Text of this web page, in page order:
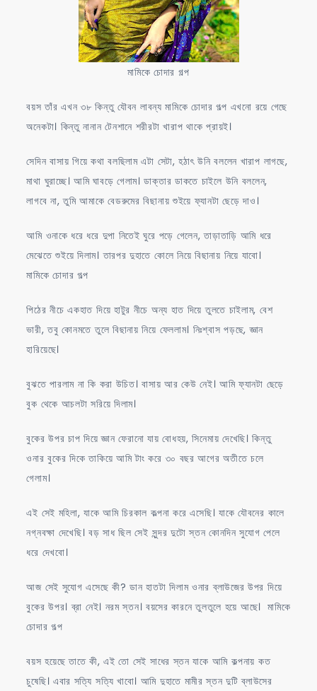
মামিকে চোদার গল্প
বয়স তাঁর এখন ৩৮ কিন্তু যৌবন লাবন্য মামিকে চোদার গল্প এখনো রয়ে গেছে
অনেকটা। কিন্তু নানান টেনশানে শরীরটা খারাপ থাকে প্রায়ই।
সেদিন বাসায় গিয়ে কথা বলছিলাম এটা সেটা, হঠাৎ উনি বললেন খারাপ লাগছে,
মাথা ঘুরাচ্ছে। আমি ঘাবড়ে গেলাম। ডাক্তার ডাকতে চাইলে উনি বললেন,
লাগবে না, তুমি আমাকে বেডরুমের বিছানায় শুইয়ে ফ্যানটা ছেড়ে দাও।
আমি ওনাকে ধরে ধরে দুপা নিতেই ঘুরে পড়ে গেলেন, তাড়াতাড়ি আমি ধরে
মেঝেতে শুইয়ে দিলাম। তারপর দুহাতে কোলে নিয়ে বিছানায় নিয়ে যাবো।
মামিকে চোদার গল্প
পিঠের নীচে একহাত দিয়ে হাটুর নীচে অন্য হাত দিয়ে তুলতে চাইলাম, বেশ
ভারী, তবু কোনমতে তুলে বিছানায় নিয়ে ফেললাম। নিঃশ্বাস পড়ছে, জ্ঞান
হারিয়েছে।
বুঝতে পারলাম না কি করা উচিত। বাসায় আর কেউ নেই। আমি ফ্যানটা ছেড়ে
বুক থেকে আচলটা সরিয়ে দিলাম।
বুকের উপর চাপ দিয়ে জ্ঞান ফেরানো যায় বোধহয়, সিনেমায় দেখেছি। কিন্তু
ওনার বুকের দিকে তাকিয়ে আমি টাং করে ৩০ বছর আগের অতীতে চলে
গেলাম।
এই সেই মহিলা, যাকে আমি চিরকাল কল্পনা করে এসেছি। যাকে যৌবনের কালে
নগ্নবক্ষা দেখেছি। বড় সাধ ছিল সেই সুন্দর দুটো স্তন কোনদিন সুযোগ পেলে
ধরে দেখবো।
আজ সেই সুযোগ এসেছে কী? ডান হাতটা দিলাম ওনার ব্লাউজের উপর দিয়ে
বুকের উপর। ব্রা নেই। নরম স্তন। বয়সের কারনে তুলতুলে হয়ে আছে। মামিকে
চোদার গল্প
বয়স হয়েছে তাতে কী, এই তো সেই সাধের স্তন যাকে আমি কল্পনায় কত
চুষেছি। এবার সত্যি সত্যি খাবো। আমি দুহাতে মামীর স্তন দুটি ব্লাউসের